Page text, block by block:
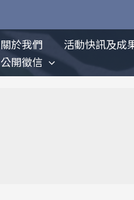
關於我們 活動快訊及成
公開徵信